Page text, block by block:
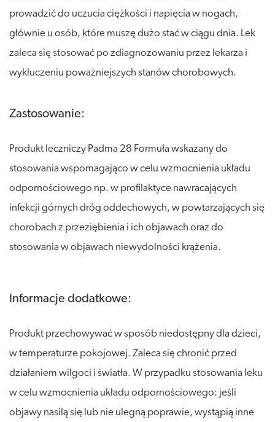
prowadzić do uczucia ciężkości i napięcia w nogach,
głównie u osób, które muszę dużo stać w ciągu dnia. Lek
zaleca się stosować po zdiagnozowaniu przez lekarza i
wykluczeniu poważniejszych stanów chorobowych.
Zastosowanie:
Produkt leczniczy Padma 28 Formuła wskazany do
stosowania wspomagająco w celu wzmocnienia układu
odpornościowego np. w profilaktyce nawracających
infekcji górnych dróg oddechowych, w powtarzających się
chorobach z przeziębienia i ich objawach oraz do
stosowania w objawach niewydolności krążenia.
Informacje dodatkowe:
Produkt przechowywać w sposób niedostępny dla dzieci,
w temperaturze pokojowej. Zaleca się chronić przed
działaniem wilgoci i światła. W przypadku stosowania leku
w celu wzmocnienia układu odpornościowego: jeśli
objawy nasilą się lub nie ulegną poprawie, wystąpią inne